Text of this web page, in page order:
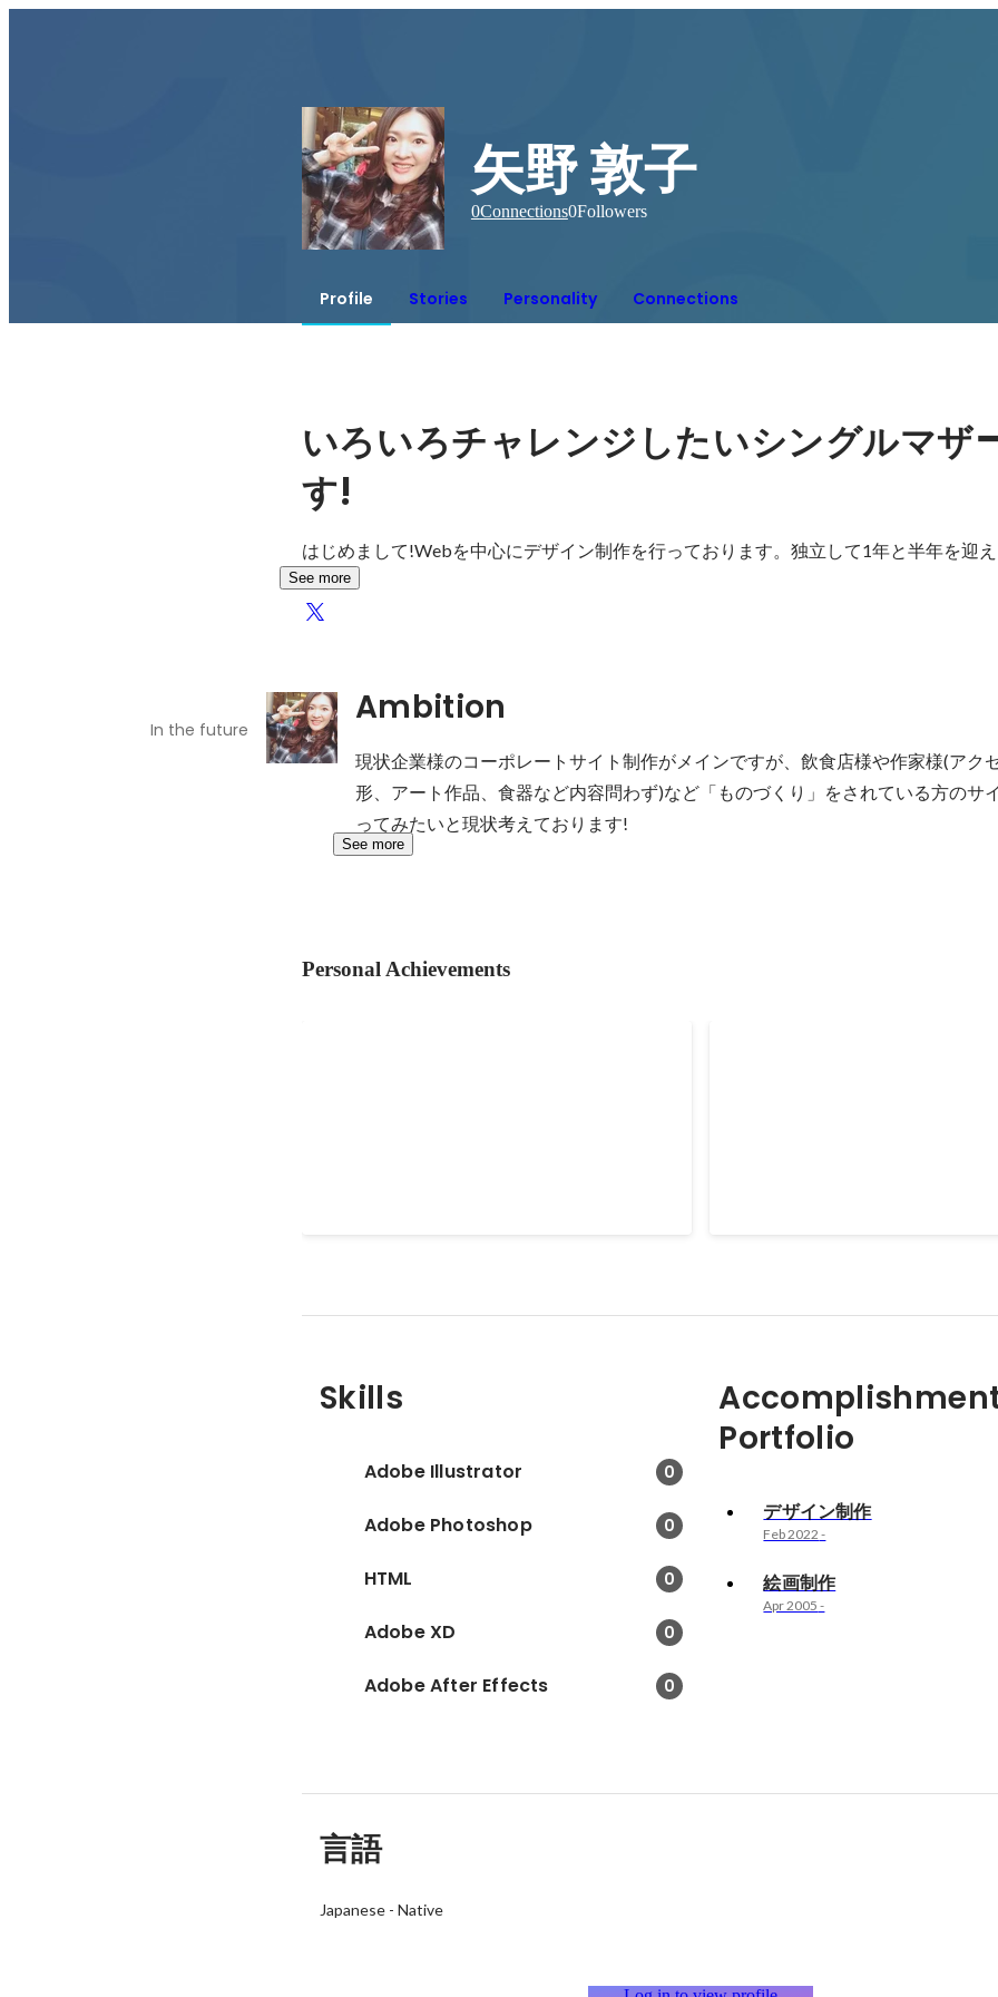
矢野 敦子
0Connections0Followers
Profile Stories Personality Connections
いろいろチャレンジしたいシングルマザ
す!
はじめまして!Webを中心にデザイン制作を行っております。独立して1年と半年を迎え
See more
Ambition
In the future
現状企業様のコーポレートサイト制作がメインですが、飲食店様や作家様(アク
形、アート作品、食器など内容問わず)など「ものづくり」をされている方のサ
ってみたいと現状考えております!
See more
Personal Achievements
Skills
Adobe Illustrator 0
Adobe Photoshop 0
HTML 0
Adobe XD 0
Adobe After Effects 0
Portfolio
デザイン制作
Feb 2022 -
絵画制作
Apr 2005 -
言語
Japanese- Native